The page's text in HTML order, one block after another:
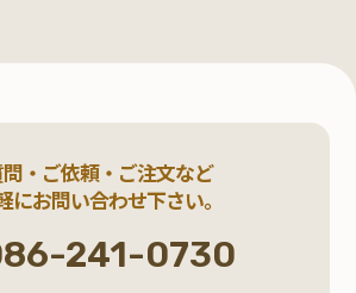
・ご依頼・ご注文など
にお問い合わせ下さい。
241-0730